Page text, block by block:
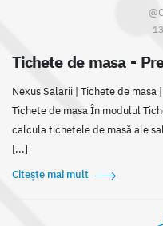
Tichete de masa -
Nexus Salarii | Tichete de
Tichete de masa În modulul
calcula tichetele de masă ale
[...]
Citește mai mult